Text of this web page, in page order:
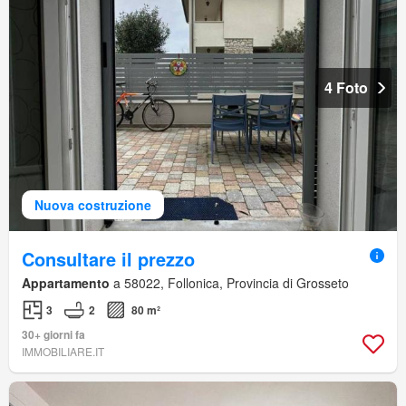
Nuova costruzione
4 Foto
Consultare il prezzo
Appartamento a 58022, Follonica, Provincia di Grosseto
3 2
80 m²
30+ giorni fa
IMMOBILIARE.IT